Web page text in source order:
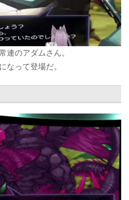
連のアダムさん。
なって登場だ。